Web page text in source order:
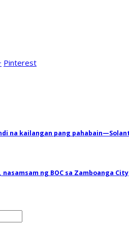
Pinterest
na kailangan pang
ng BOC sa Zamboanga City